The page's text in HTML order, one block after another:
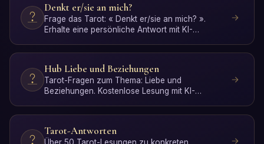
Denkt er/sie an mich?
Frage das Tarot: « Denkt er/sie an mich? ».
Erhalte eine persönliche Antwort mit KI-
Hub Liebe und Beziehungen
Tarot-Fragen zum Thema: Liebe und
Beziehungen. Kostenlose Lesung mit KI-
Tarot-Antworten
Über 50 Tarot-Lesungen zu konkreten